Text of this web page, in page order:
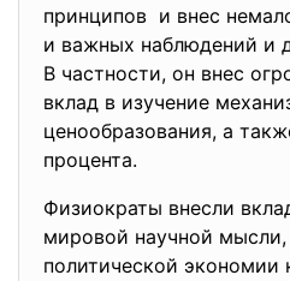
принципов и внес
и важных наблюдений и
В частности, он внес
вклад в изучение
ценообразования, а
процента.
Физиократы внесли
мировой научной мысли,
политической экономии